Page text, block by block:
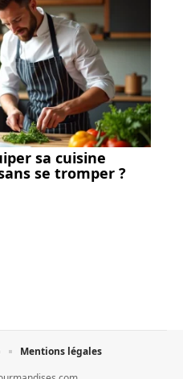
sa cuisine
se tromper ?
Mentions légales